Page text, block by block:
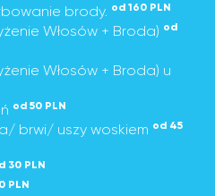
brody. od 160 PLN
Włosów + Broda) od
Włosów + Broda) u
od 50 PLN
brwi/ uszy woskiem od 45
30 PLN
PLN